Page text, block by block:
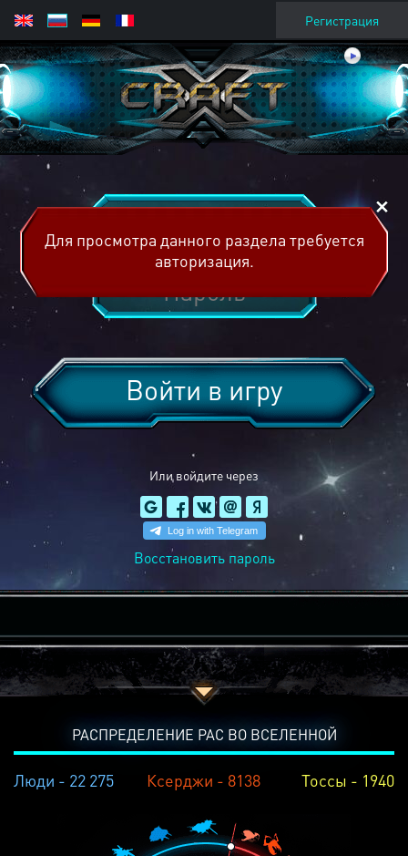
Регистрация
Или войдите через
Войти в игру
Восстановить пароль
Для просмотра данного раздела требуется
авторизация.
РАСПРЕДЕЛЕНИЕ РАС ВО ВСЕЛЕННОЙ
Люди - 22 275 Ксерджи - 8138 Тоссы - 1940